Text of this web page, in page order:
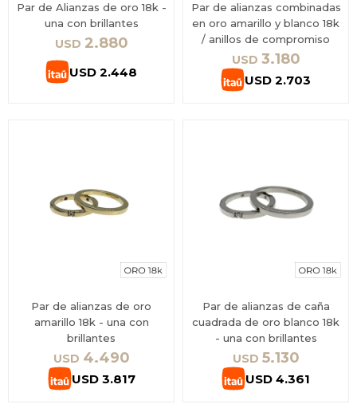
Par de Alianzas de oro 18k -
una con brillantes
USD 2.880
USD 2.448
Par de alianzas combinadas
en oro amarillo y blanco 18k
/ anillos de compromiso
USD 3.180
USD 2.703
Par de alianzas de oro
amarillo 18k - una con
brillantes
USD 4.490
USD 3.817
Par de alianzas de caña
cuadrada de oro blanco 18k
- una con brillantes
USD 5.130
USD 4.361